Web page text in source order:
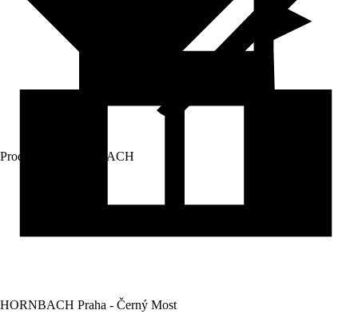
Prodej přes: HORNBACH
HORNBACH Praha - Černý Most